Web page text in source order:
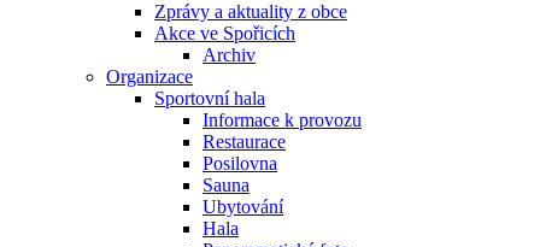
Zprávy a aktuality z obce
Akce ve Spořicích
Archiv
Organizace
Sportovní hala
Informace k provozu
Restaurace
Posilovna
Sauna
Ubytování
Hala